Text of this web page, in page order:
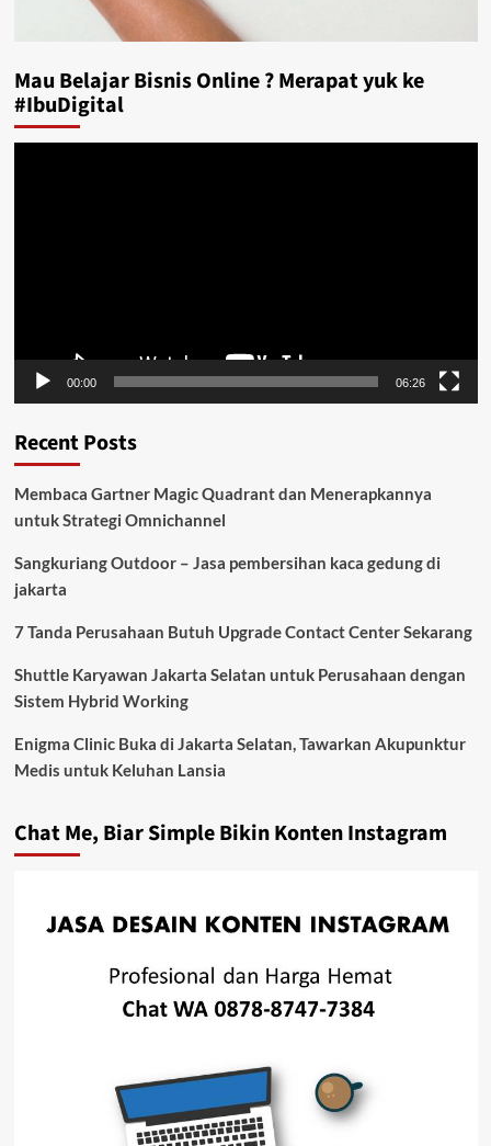
Mau Belajar Bisnis Online ? Merapat yuk ke
#IbuDigital
00:00 06:26
Recent Posts
Membaca Gartner Magic Quadrant dan Menerapkannya
untuk Strategi Omnichannel
Sangkuriang Outdoor – Jasa pembersihan kaca gedung di
jakarta
7 Tanda Perusahaan Butuh Upgrade Contact Center Sekarang
Shuttle Karyawan Jakarta Selatan untuk Perusahaan dengan
Sistem Hybrid Working
Enigma Clinic Buka di Jakarta Selatan, Tawarkan Akupunktur
Medis untuk Keluhan Lansia
Chat Me, Biar Simple Bikin Konten Instagram